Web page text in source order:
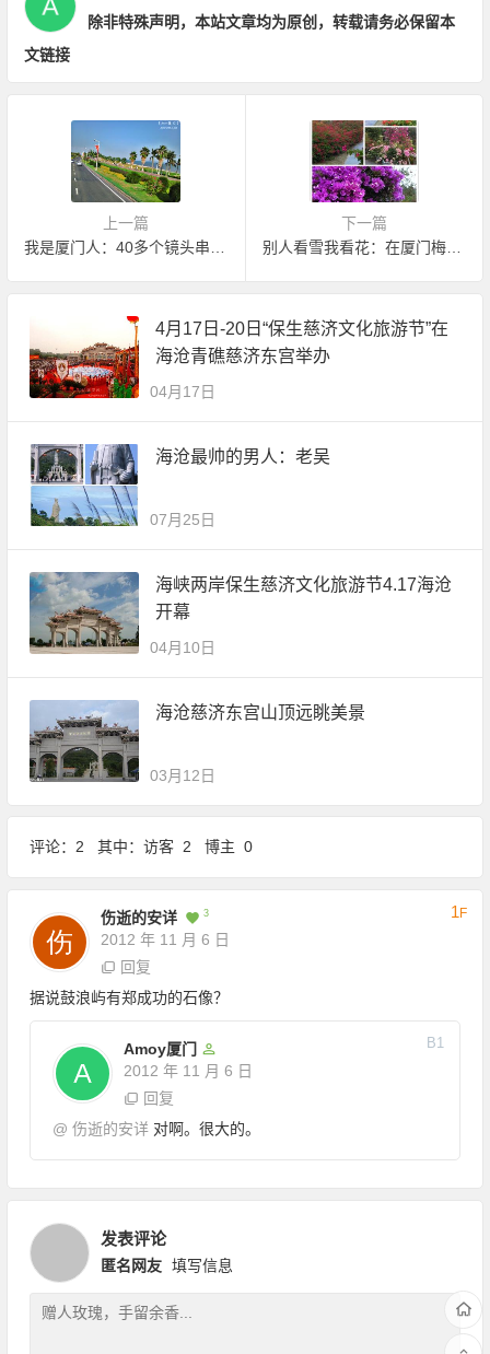
除非特殊声明，本站文章均为原创，转载请务必保留本
文链接
上一篇
下一篇
别人看雪我看花：在厦门梅海岭遇见花海
4月17日-20日“保生慈济文化旅游节”在
海沧青礁慈济东宫举办
04月17日
海沧最帅的男人：老吴
07月25日
海峡两岸保生慈济文化旅游节4.17海沧
开幕
04月10日
海沧慈济东宫山顶远眺美景
03月12日
评论：2 其中：访客 2 博主 0
伤逝的安详 3
2012 年 11 月 6 日
1F
回复
据说鼓浪屿有郑成功的石像？
Amoy厦门
2012 年 11 月 6 日
B1
回复
@ 伤逝的安详对啊。很大的。
发表评论
匿名网友 填写信息